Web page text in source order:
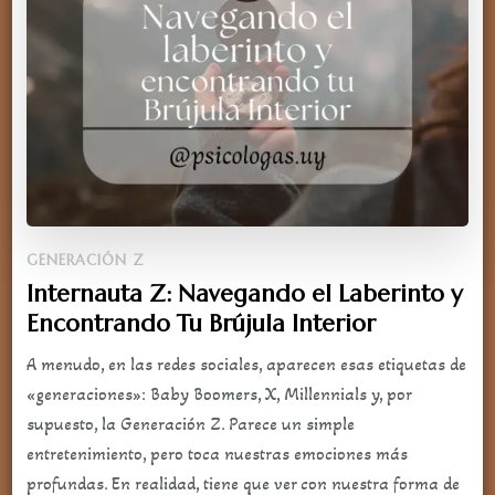
GENERACIÓN Z
Internauta Z: Navegando el Laberinto y
Encontrando Tu Brújula Interior
A menudo, en las redes sociales, aparecen esas etiquetas de
«generaciones»: Baby Boomers, X, Millennials y, por
supuesto, la Generación Z. Parece un simple
entretenimiento, pero toca nuestras emociones más
profundas. En realidad, tiene que ver con nuestra forma de